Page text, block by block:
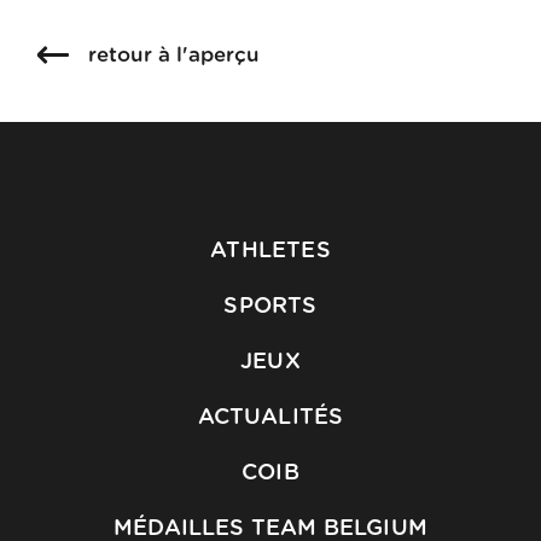
retour à l'aperçu
ATHLETES
SPORTS
JEUX
ACTUALITÉS
COIB
MÉDAILLES TEAM BELGIUM